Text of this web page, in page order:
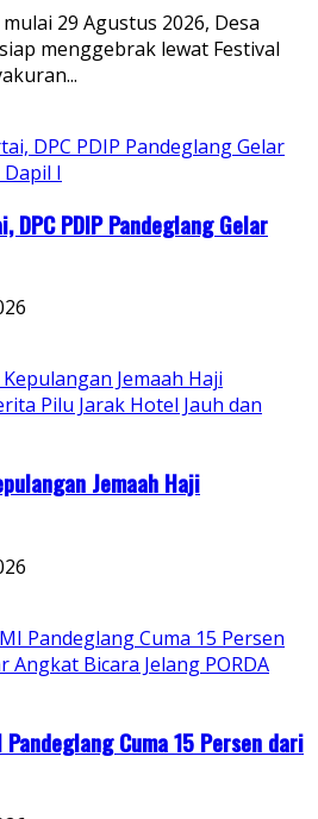
29 Agustus 2026, Desa
menggebrak lewat Festival
PDIP Pandeglang Gelar
Jemaah Haji
Cuma 15 Persen dari